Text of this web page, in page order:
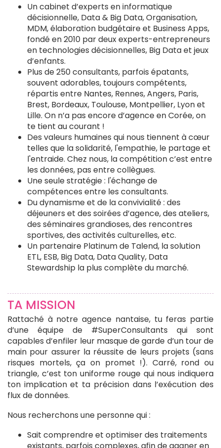
Un cabinet d’experts en informatique
décisionnelle, Data & Big Data, Organisation,
MDM, élaboration budgétaire et Business Apps,
fondé en 2010 par deux experts-entrepreneurs
en technologies décisionnelles, Big Data et jeux
d’enfants.
Plus de 250 consultants, parfois épatants,
souvent adorables, toujours compétents,
répartis entre Nantes, Rennes, Angers, Paris,
Brest, Bordeaux, Toulouse, Montpellier, Lyon et
Lille. On n’a pas encore d’agence en Corée, on
te tient au courant !
Des valeurs humaines qui nous tiennent à cœur
telles que la solidarité, l'empathie, le partage et
l'entraide. Chez nous, la compétition c’est entre
les données, pas entre collègues.
Une seule stratégie : l'échange de
compétences entre les consultants.
Du dynamisme et de la convivialité : des
déjeuners et des soirées d’agence, des ateliers,
des séminaires grandioses, des rencontres
sportives, des activités culturelles, etc.
Un partenaire Platinum de Talend, la solution
ETL, ESB, Big Data, Data Quality, Data
Stewardship la plus complète du marché.
TA MISSION
Rattaché à notre agence nantaise, tu feras partie
d’une équipe de #SuperConsultants qui sont
capables d’enfiler leur masque de garde d’un tour de
main pour assurer la réussite de leurs projets (sans
risques mortels, ça on promet !). Carré, rond ou
triangle, c’est ton uniforme rouge qui nous indiquera
ton implication et ta précision dans l’exécution des
flux de données.
Nous recherchons une personne qui :
Sait comprendre et optimiser des traitements
existants, parfois complexes, afin de gagner en